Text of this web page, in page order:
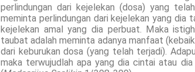
perlindungan dari kejelekan (dosa) yang
meminta perlindungan dari kejelekan yang dia
kejelekan amal yang dia perbuat. Maka
taubat adalah meminta adanya manfaat
dari keburukan dosa (yang telah terjadi).
maka terwujudlah apa yang dia cintai atau